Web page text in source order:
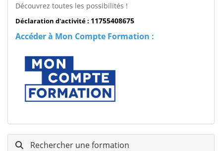
Découvrez toutes les possibilités !
Déclaration d'activité : 11755408675
Accéder à Mon Compte Formation :
Rechercher une formation